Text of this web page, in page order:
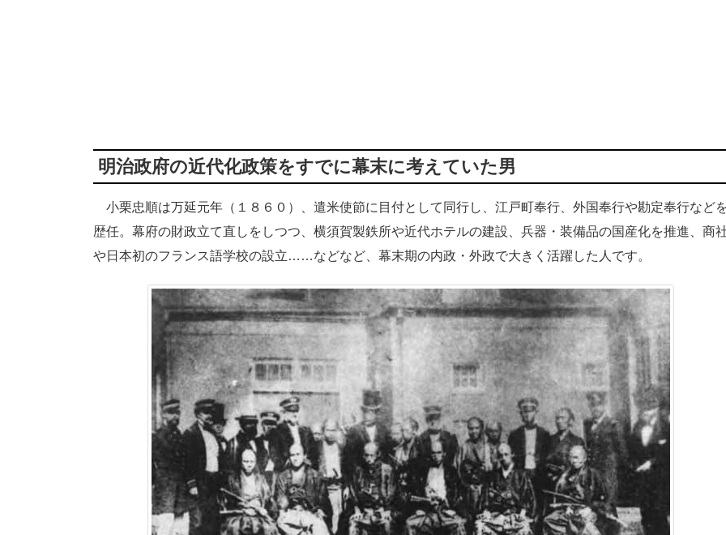
明治政府の近代化政策をすでに幕末に考えていた男
小栗忠順は万延元年（１８６０）、遣米使節に目付として同行し、江戸町奉行、外国奉行や勘定奉行など
歴任。幕府の財政立て直しをしつつ、横須賀製鉄所や近代ホテルの建設、兵器・装備品の国産化を推進、商
や日本初のフランス語学校の設立……などなど、幕末期の内政・外政で大きく活躍した人です。